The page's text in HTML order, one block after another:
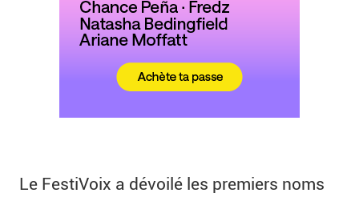
Le FestiVoix a dévoilé les premiers noms